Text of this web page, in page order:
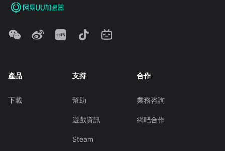
產品
下載
支持
幫助
遊戲資訊
Steam
合作
業務咨詢
網吧合作